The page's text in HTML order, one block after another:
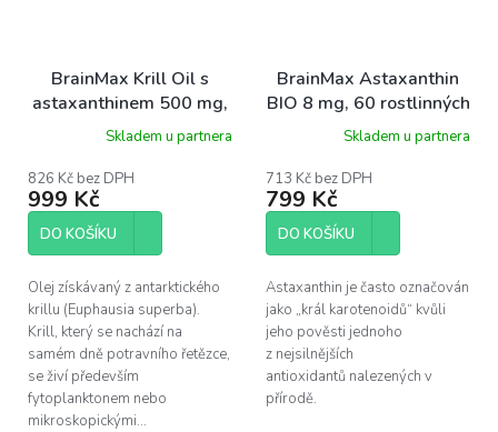
BrainMax Krill Oil s
astaxanthinem 500 mg,
100 softgel kapslí
Skladem u partnera
826 Kč bez DPH
999 Kč
DO KOŠÍKU
Olej získávaný z antarktického
krillu (Euphausia superba).
Krill, který se nachází na
samém dně potravního řetězce,
se živí především
fytoplanktonem nebo
mikroskopickými...
BrainMax Astaxanthin
BIO 8 mg, 60 rostlinných
kapslí
Skladem u partnera
713 Kč bez DPH
799 Kč
DO KOŠÍKU
Astaxanthin je často označován
jako „král karotenoidů“ kvůli
jeho pověsti jednoho
z nejsilnějších
antioxidantů nalezených v
přírodě.